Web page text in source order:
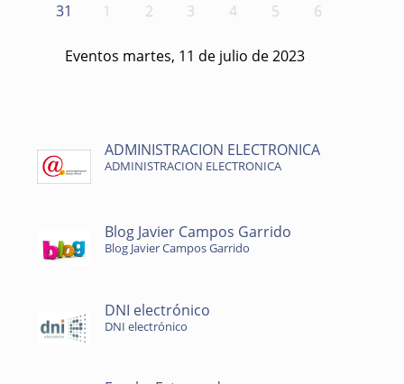
31
1 2 3 4 5 6
Eventos martes, 11 de julio de 2023
ADMINISTRACION ELECTRONICA
ADMINISTRACION ELECTRONICA
Blog Javier Campos Garrido
Blog Javier Campos Garrido
DNI electrónico
DNI electrónico